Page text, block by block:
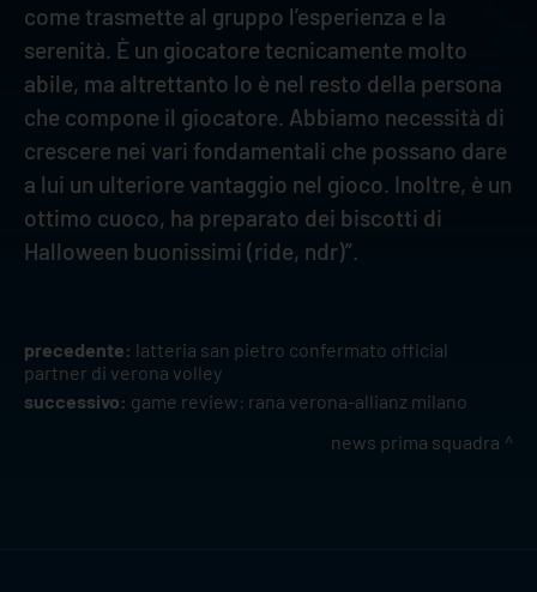
come trasmette al gruppo l’esperienza e la
serenità. È un giocatore tecnicamente molto
abile, ma altrettanto lo è nel resto della persona
che compone il giocatore. Abbiamo necessità di
crescere nei vari fondamentali che possano dare
a lui un ulteriore vantaggio nel gioco. Inoltre, è un
ottimo cuoco, ha preparato dei biscotti di
Halloween buonissimi (ride, ndr)”.
precedente: latteria san pietro confermato official
partner di verona volley
successivo: game review: rana verona-allianz milano
news prima squadra